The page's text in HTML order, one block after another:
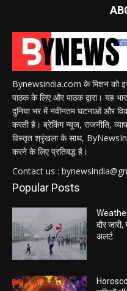
Bynewsindia.com के मिशन को इस
पाठक के लिए और पाठक द्वारा। यह
दुनिया भर में नवीनतम घटनाओं और
करती है। ब्रेकिंग न्यूज, राजनीति,
विस्तृत श्रृंखला के साथ,
करने के लिए प्रतिबद्ध है।
Contact us :
Popular Posts
दौर
अलर्ट